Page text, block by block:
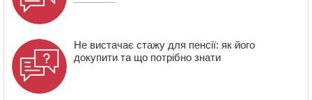
Не вистачає стажу для пенсії: як його
докупити та що потрібно знати